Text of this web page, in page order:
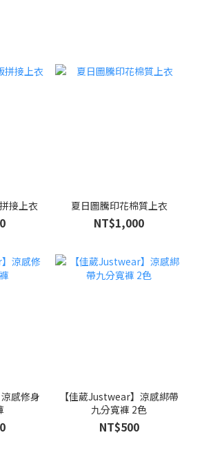
接上衣 夏日圖騰印花棉質上衣
NT$1,000
感修身
【佳葳Justwear】涼感綁帶
九分寬褲 2色
NT$500